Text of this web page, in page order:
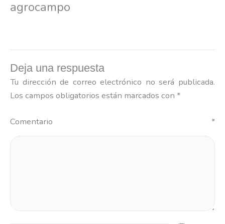
agrocampo
Deja una respuesta
Tu dirección de correo electrónico no será publicada.
Los campos obligatorios están marcados con *
Comentario *